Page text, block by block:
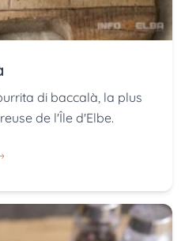
di baccalà, la plus
de l'Île d'Elbe.